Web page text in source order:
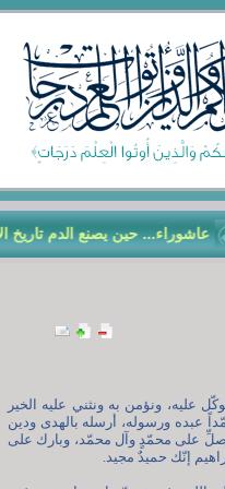
حين يصنع الدم تاريخ
عليه، ونؤمن به ونثني عليه الخير
عبده ورسوله، أرسله بالهدى ودين
صلِّ على محمّدٍ وآل محمّد، وبارك على
إنّك حميدٌ مجيد.